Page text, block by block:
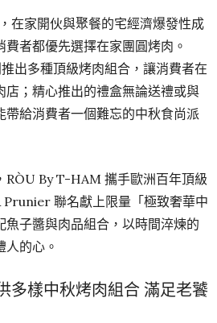
在家開伙與聚餐的宅經濟爆發性成
者都優先選擇在家團圓烤肉。
出多種頂級烤肉組合，讓消費者在
店；精心推出的禮盒無論送禮或與
帶給消費者一個難忘的中秋食尚派
RÒU By T-HAM 攜手歐洲百年頂級
聯名獻上限量「極致奢華中
魚子醬與肉品組合，以時間淬煉的
的心。
多樣中秋烤肉組合 滿足老饕